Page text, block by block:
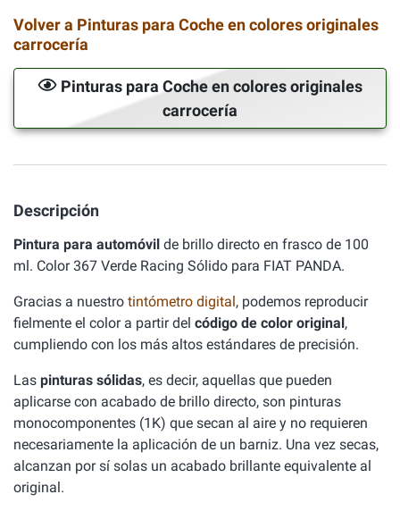
Volver a Pinturas para Coche en colores originales
carrocería
Pinturas para Coche en colores originales
carrocería
Descripción
Pintura para automóvil de brillo directo en frasco de 100
ml. Color 367 Verde Racing Sólido para FIAT PANDA.
Gracias a nuestro tintómetro digital, podemos reproducir
fielmente el color a partir del código de color original,
cumpliendo con los más altos estándares de precisión.
Las pinturas sólidas, es decir, aquellas que pueden
aplicarse con acabado de brillo directo, son pinturas
monocomponentes (1K) que secan al aire y no requieren
necesariamente la aplicación de un barniz. Una vez secas,
alcanzan por sí solas un acabado brillante equivalente al
original.